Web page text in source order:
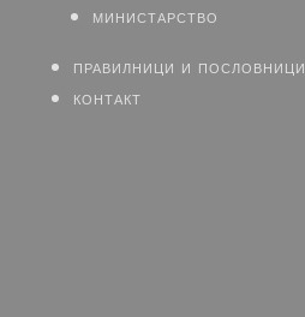
министарство
правилници и пословници
контакт